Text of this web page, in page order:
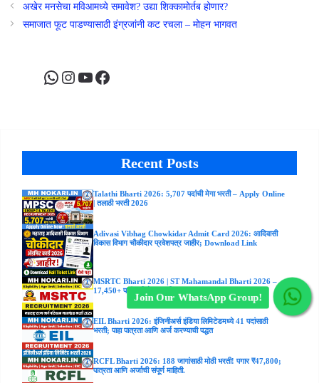
अखेर मनसेचा मविआमध्‍ये समावेश? उद्या शिक्‍कामोर्तब होणार?
समाजात फूट पाडण्यासाठी इंग्रजांनी कट रचला – मोहन भागवत
WhatsApp
Instagram
YouTube
Facebook
Recent Posts
Talathi Bharti 2026: 5,707 पदांची मेगा भरती – Apply Online
| तलाठी भरती 2026
Adivasi Vibhag Chowkidar Admit Card 2026: आदिवासी
विकास विभाग चौकीदार प्रवेशपत्र जाहीर; Download Link
MSRTC Bharti 2026 | ST Mahamandal Bharti 2026 –
17,450+ पदांसाठी मेगा भरती | Apply Online
EIL Bharti 2026: इंजिनीअर्स इंडिया लिमिटेडमध्ये 41 पदांसाठी
भरती; पाहा पात्रता आणि अर्ज करण्याची पद्धत
RCFL Bharti 2026: 188 जागांसाठी मोठी भरती! पगार ₹47,800;
पात्रता आणि अर्जाची संपूर्ण माहिती.
Join Our WhatsApp Group!